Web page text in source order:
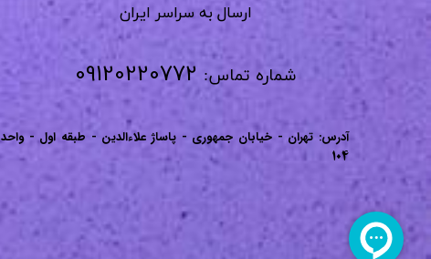
​​​​​​ارسال به سراسر ایران
شماره تماس: 09120220772
آدرس: تهران - خیابان جمهوری - پاساژ علاءالدین - طبقه اول - واحد
104